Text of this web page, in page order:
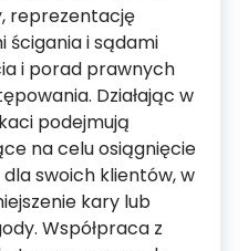
reprezentację
ścigania i sądami
i porad prawnych
Działając w
podejmują
na celu osiągnięcie
swoich klientów, w
kary lub
Współpraca z